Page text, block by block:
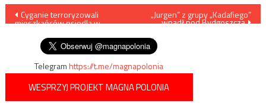
Nawigacja
wpisu
Cyganie terroryzowali
mieszkańców osiedla w
„Jurgen” z grupy „Kadafiego”
wpadł pod Bydgoszczą
Telegramhttps://t.me/magnapolonia
WESPRZYJ PROJEKT MAGNA POLONIA